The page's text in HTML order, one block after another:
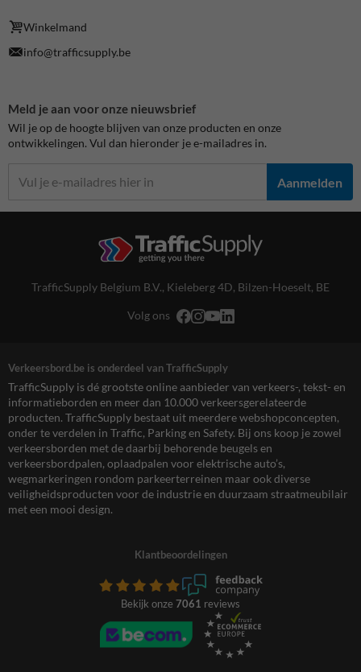
Winkelmand
info@trafficsupply.be
Meld je aan voor onze nieuwsbrief
Wil je op de hoogte blijven van onze producten en onze
ontwikkelingen. Vul dan hieronder je e-mailadres in.
Aanmelden
TrafficSupply Belgium B.V., Kieleberg 4D, Bilzen-Hoeselt, BE
Volg ons
Verkeersbord.be is onderdeel van TrafficSupply
TrafficSupply is dé grootste online aanbieder van verkeers-, tekst- en
informatieborden en meer dan 10.000 verkeersgerelateerde
producten. TrafficSupply bestaat uit meerdere webshopconcepten,
onder te verdelen in Traffic, Parking en Safety. Bij ons koop je zowel
verkeersborden met de daarbij behorende beugels en
verkeersbordpalen, oplaadpalen voor elektrische auto’s,
wegmarkeringen rondom parkeerterreinen maar ook diverse
veiligheidsproducten voor de industrie en duurzaam straatmeubilair
met een mooi design.
Klantbeoordelingen
Bekijk onze 7061 reviews